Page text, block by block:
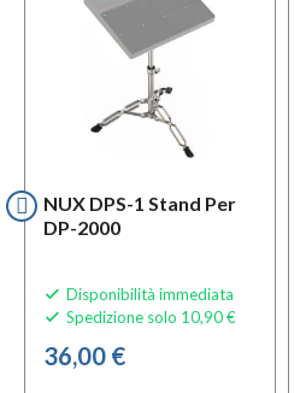
NUX DPS-1 Stand Per
DP-2000
 Disponibilità immediata
 Spedizione solo 10,90 €
36,00 €